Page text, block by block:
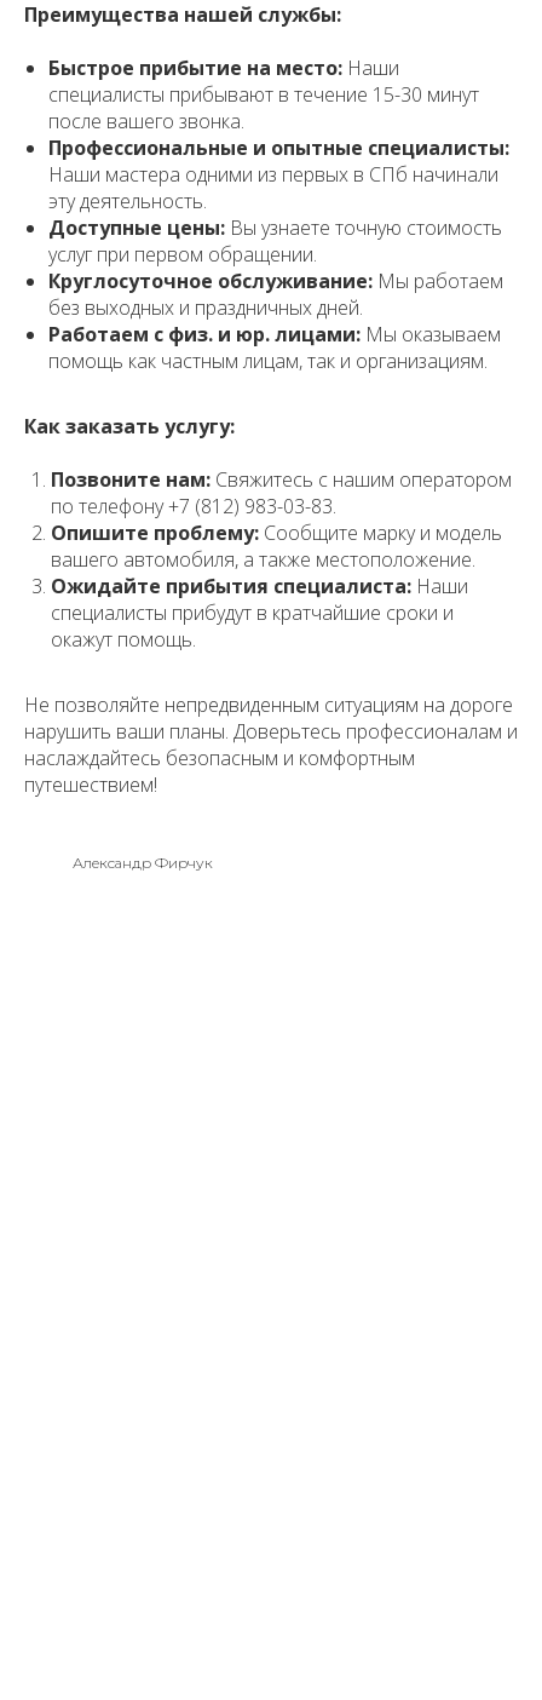
Преимущества нашей службы:
Быстрое прибытие на место: Наши
специалисты прибывают в течение 15-30 минут
после вашего звонка.
Профессиональные и опытные специалисты:
Наши мастера одними из первых в СПб начинали
эту деятельность.
Доступные цены: Вы узнаете точную стоимость
услуг при первом обращении.
Круглосуточное обслуживание: Мы работаем
без выходных и праздничных дней.
Работаем с физ. и юр. лицами: Мы оказываем
помощь как частным лицам, так и организациям.
Как заказать услугу:
Позвоните нам: Свяжитесь с нашим оператором
по телефону +7 (812) 983-03-83.
Опишите проблему: Сообщите марку и модель
вашего автомобиля, а также местоположение.
Ожидайте прибытия специалиста: Наши
специалисты прибудут в кратчайшие сроки и
окажут помощь.
Не позволяйте непредвиденным ситуациям на дороге
нарушить ваши планы. Доверьтесь профессионалам и
наслаждайтесь безопасным и комфортным
путешествием!
Александр Фирчук